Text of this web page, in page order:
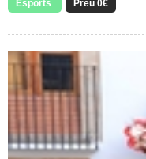
Esports Preu 0€